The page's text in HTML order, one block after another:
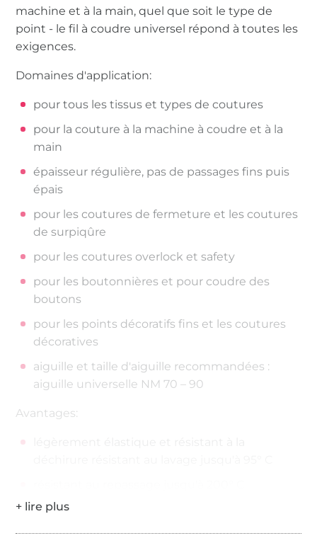
machine et à la main, quel que soit le type de
point - le fil à coudre universel répond à toutes les
exigences.
Domaines d'application:
pour tous les tissus et types de coutures
pour la couture à la machine à coudre et à la
main
épaisseur régulière, pas de passages fins puis
épais
pour les coutures de fermeture et les coutures
de surpiqûre
pour les coutures overlock et safety
pour les boutonnières et pour coudre des
boutons
pour les points décoratifs fins et les coutures
décoratives
aiguille et taille d'aiguille recommandées :
aiguille universelle NM 70 – 90
Avantages:
200 mètres sur la bobine
Épaisseur de fil : No./Tkt. 100 | dtex 300/2 | Nm